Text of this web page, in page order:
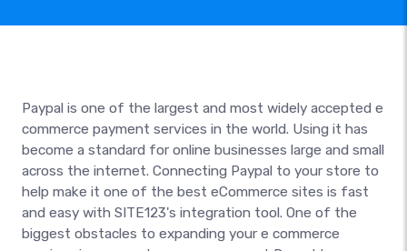
Paypal is one of the largest and most widely accepted e
commerce payment services in the world. Using it has
become a standard for online businesses large and small
across the internet. Connecting Paypal to your store to
help make it one of the best eCommerce sites is fast
and easy with SITE123's integration tool. One of the
biggest obstacles to expanding your e commerce